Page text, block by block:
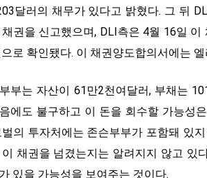
달러의 채무가 있다고 밝혔다. 그 뒤
권을 신고했으며, DLI측은 4월 16일
로 확인됐다. 이 채권양도합의서에는
부는 자산이 61만2천여달러, 부채는
에도 불구하고 이 돈을 회수할 가능성
의 투자처에는 존슨부부가 포함돼 있
채권을 넘겼는지는 알려지지 않고 있
있을 가능성을 보여주는 것이다.